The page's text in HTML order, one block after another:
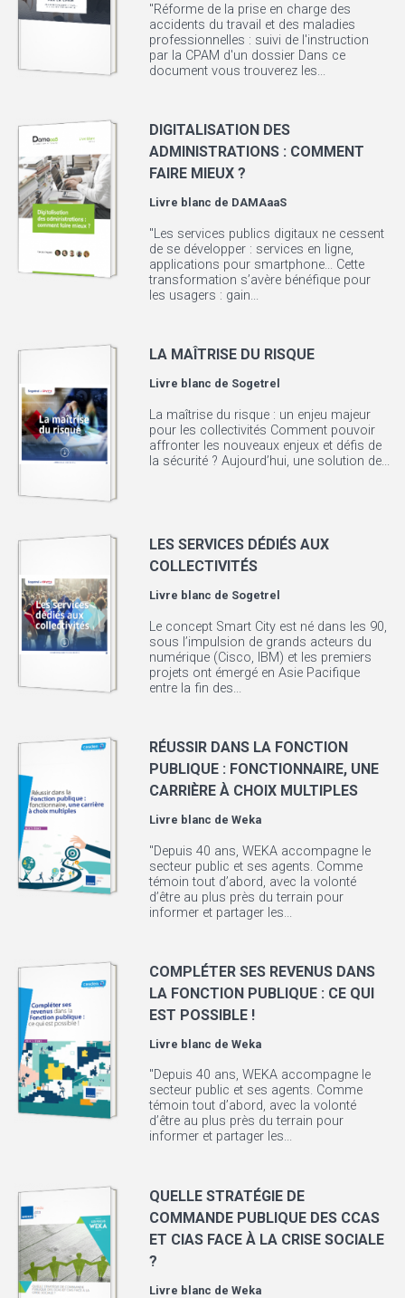
"Réforme de la prise en charge des
accidents du travail et des maladies
professionnelles : suivi de l'instruction
par la CPAM d'un dossier Dans ce
document vous trouverez les...
DIGITALISATION DES
ADMINISTRATIONS : COMMENT
FAIRE MIEUX ?
Livre blanc de DAMAaaS
"Les services publics digitaux ne cessent
de se développer : services en ligne,
applications pour smartphone... Cette
transformation s’avère bénéfique pour
les usagers : gain...
LA MAÎTRISE DU RISQUE
Livre blanc de Sogetrel
La maîtrise du risque : un enjeu majeur
pour les collectivités Comment pouvoir
affronter les nouveaux enjeux et défis de
la sécurité ? Aujourd’hui, une solution de...
LES SERVICES DÉDIÉS AUX
COLLECTIVITÉS
Livre blanc de Sogetrel
Le concept Smart City est né dans les 90,
sous l’impulsion de grands acteurs du
numérique (Cisco, IBM) et les premiers
projets ont émergé en Asie Pacifique
entre la fin des...
RÉUSSIR DANS LA FONCTION
PUBLIQUE : FONCTIONNAIRE, UNE
CARRIÈRE À CHOIX MULTIPLES
Livre blanc deWeka
"Depuis 40 ans, WEKA accompagne le
secteur public et ses agents. Comme
témoin tout d’abord, avec la volonté
d’être au plus près du terrain pour
informer et partager les...
COMPLÉTER SES REVENUS DANS
LA FONCTION PUBLIQUE : CE QUI
EST POSSIBLE !
Livre blanc deWeka
"Depuis 40 ans, WEKA accompagne le
secteur public et ses agents. Comme
témoin tout d’abord, avec la volonté
d’être au plus près du terrain pour
informer et partager les...
QUELLE STRATÉGIE DE
COMMANDE PUBLIQUE DES CCAS
ET CIAS FACE À LA CRISE SOCIALE
?
Livre blanc deWeka